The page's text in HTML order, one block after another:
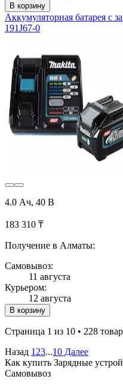
В корзину
Аккумуляторная батарея с
191J67-0
4.0 Ач, 40 В
183 310 ₸
Получение в Алматы:
Самовывоз:
11 августа
Курьером:
12 августа
В корзину
Страница 1 из 10 • 228
Назад 1 23...10 Далее
Как купить Зарядные
Самовывоз